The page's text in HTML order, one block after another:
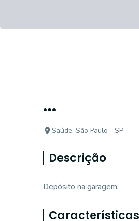
...
Saúde, São Paulo - SP
Descrição
Depósito na garagem.
Características